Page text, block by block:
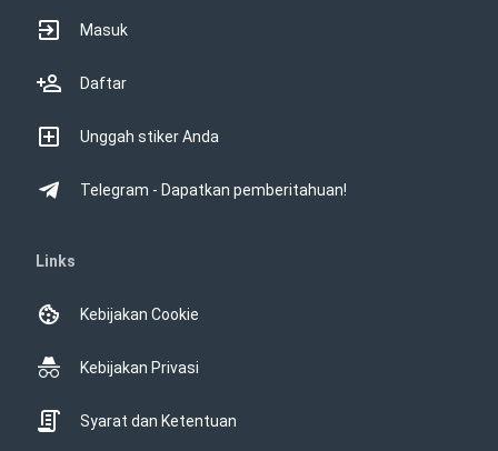
Masuk
Daftar
Unggah stiker Anda
Telegram - Dapatkan pemberitahuan!
Links
Kebijakan Cookie
Kebijakan Privasi
Syarat dan Ketentuan